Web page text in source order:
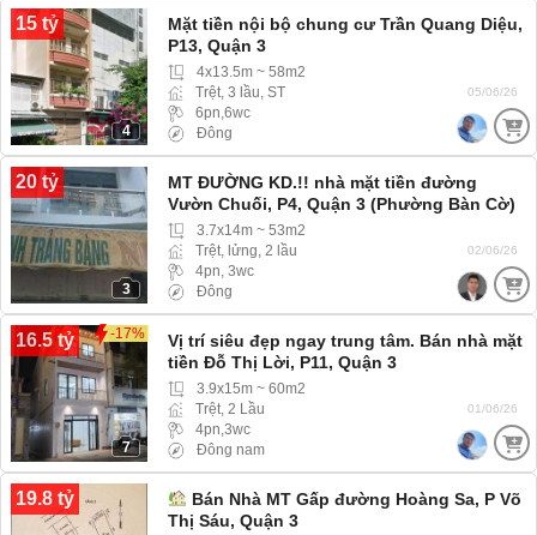
15 tỷ
4
Mặt tiền nội bộ chung cư Trần Quang Diệu,
P13, Quận 3
4x13.5m ~ 58m2
Trệt, 3 lầu, ST
6pn,6wc
Đông
05/06/26
20 tỷ
3
MT ĐƯỜNG KD.!! nhà mặt tiền đường
Vườn Chuối, P4, Quận 3 (Phường Bàn Cờ)
MT đường lớn
3.7x14m ~ 53m2
Trệt, lửng, 2 lầu
4pn, 3wc
Đông
02/06/26
16.5 tỷ -17%
7
Vị trí siêu đẹp ngay trung tâm. Bán nhà mặt
tiền Đỗ Thị Lời, P11, Quận 3
3.9x15m ~ 60m2
Trệt, 2 Lầu
4pn,3wc
Đông nam
01/06/26
19.8 tỷ
Bán Nhà MT Gấp đường Hoàng Sa, P Võ
Thị Sáu, Quận 3